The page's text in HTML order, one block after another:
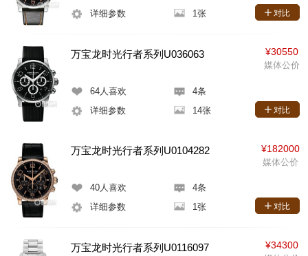
详细参数
1张 对比
万宝龙时光行者系列U036063
64人喜欢
4条
详细参数
14张
¥30550
媒体公价
对比
万宝龙时光行者系列U0104282
40人喜欢
4条
详细参数
1张
¥182000
媒体公价
对比
万宝龙时光行者系列U0116097 ¥34300